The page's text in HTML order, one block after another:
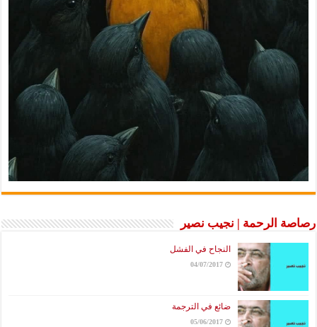
الرحمة | نجيب نصير
النجاح في الفشل
04/07/2017
ضائع في الترجمة
05/06/2017